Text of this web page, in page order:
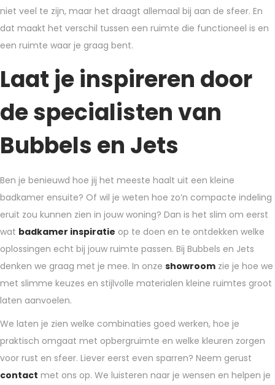
niet veel te zijn, maar het draagt allemaal bij aan de sfeer. En
dat maakt het verschil tussen een ruimte die functioneel is en
een ruimte waar je graag bent.
Laat je inspireren door
de specialisten van
Bubbels en Jets
Ben je benieuwd hoe jij het meeste haalt uit een kleine
badkamer ensuite? Of wil je weten hoe zo’n compacte indeling
eruit zou kunnen zien in jouw woning? Dan is het slim om eerst
wat badkamer inspiratie op te doen en te ontdekken welke
oplossingen echt bij jouw ruimte passen. Bij Bubbels en Jets
denken we graag met je mee. In onze showroom zie je hoe we
met slimme keuzes en stijlvolle materialen kleine ruimtes groot
laten aanvoelen.
We laten je zien welke combinaties goed werken, hoe je
praktisch omgaat met opbergruimte en welke kleuren zorgen
voor rust en sfeer. Liever eerst even sparren? Neem gerust
contact met ons op. We luisteren naar je wensen en helpen je